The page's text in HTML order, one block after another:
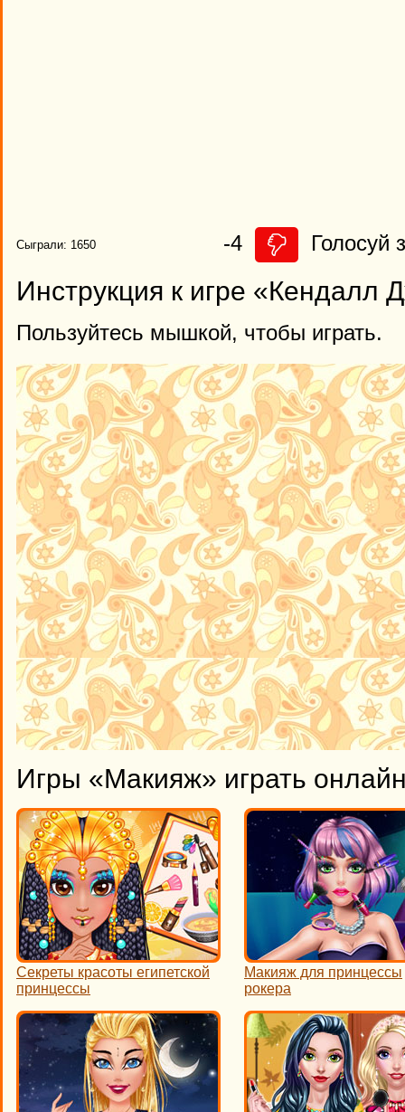
Сыграли: 1650 -4 Голосуй
Инструкция к игре «Кендалл
Пользуйтесь мышкой, чтобы играть.
Игры «Макияж» играть
Секреты красоты египетской
принцессы
Макияж для принцессы
рокера